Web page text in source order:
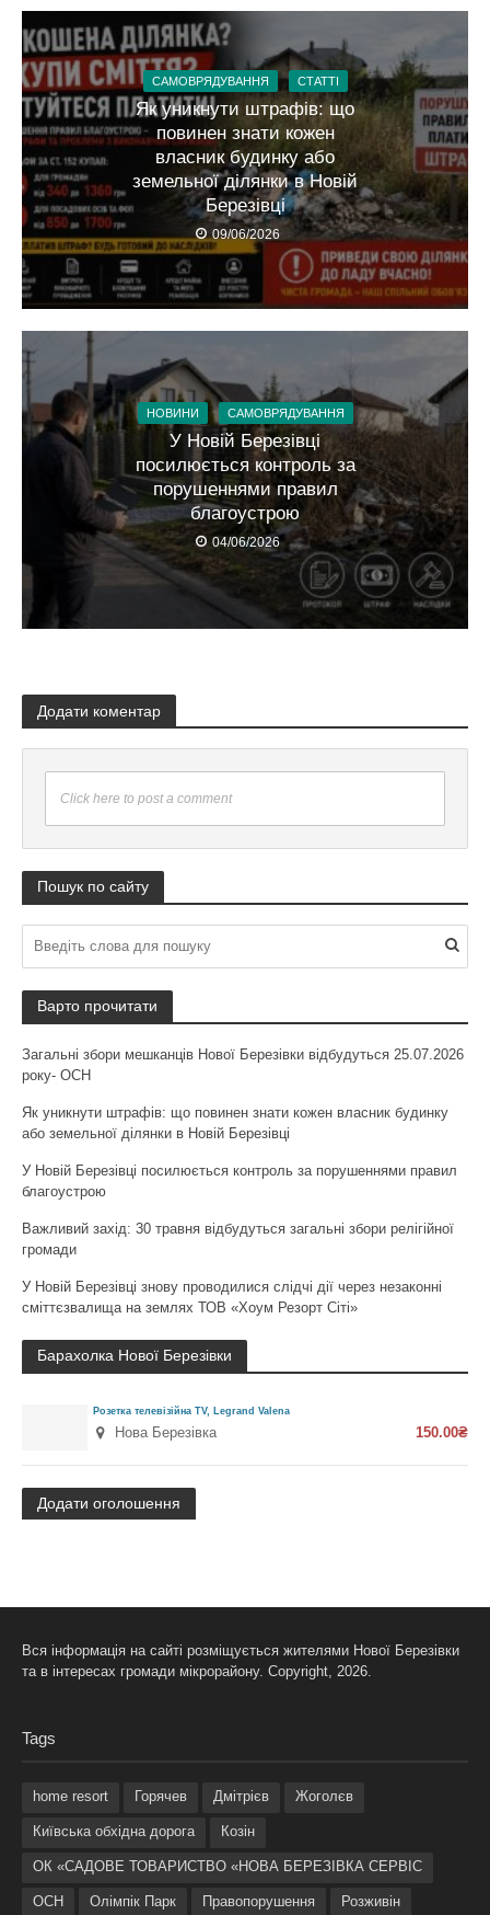
САМОВРЯДУВАННЯ СТАТТІ
Як уникнути штрафів: що
повинен знати кожен
власник будинку або
земельної ділянки в Новій
Березівці
09/06/2026
НОВИНИ САМОВРЯДУВАННЯ
У Новій Березівці
посилюється контроль за
порушеннями правил
благоустрою
04/06/2026
Додати коментар
Click here to post a comment
Пошук по сайту
Варто прочитати
Загальні збори мешканців Нової Березівки відбудуться 25.07.2026
року- ОСН
Як уникнути штрафів: що повинен знати кожен власник будинку
або земельної ділянки в Новій Березівці
У Новій Березівці посилюється контроль за порушеннями правил
благоустрою
Важливий захід: 30 травня відбудуться загальні збори релігійної
громади
У Новій Березівці знову проводилися слідчі дії через незаконні
сміттєзвалища на землях ТОВ «Хоум Резорт Сіті»
Барахолка Нової Березівки
Розетка телевізійна TV, Legrand Valena
Нова Березівка 150.00₴
Додати оголошення
Вся інформація на сайті розміщується жителями Нової Березівки
та в інтересах громади мікрорайону. Copyright, 2026.
Tags
home resort Горячев Дмітрієв Жоголєв
Київська обхідна дорога Козін
ОК «САДОВЕ ТОВАРИСТВО «НОВА БЕРЕЗІВКА СЕРВІС
ОСН Олімпік Парк Правопорушення Розживін